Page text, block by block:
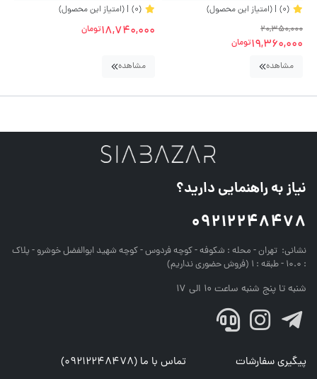
(0)
| (امتیاز این محصول)
20,350,000
19,360,000تومان
مشاهده
(0) | (امتیاز این محصول)
18,740,000تومان
مشاهده
نیاز به راهنمایی دارید؟
09212248478
نشانی: تهران - محله : شکوفه - کوچه فردوس - کوچه شهید ابوالفضل خوشرو - پلاک
: 10.0 - طبقه : 1 (فروش حضوری نداریم)
شنبه تا پنج شنبه ساعت 10 الی 17
پیگیری سفارشات تماس با ما (09212248478)